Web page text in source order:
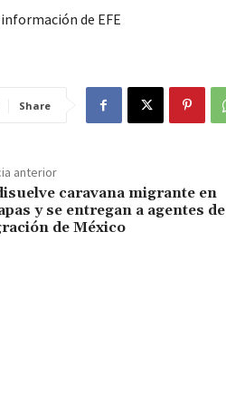
de EFE
Share
anterior
caravana migrante en
y se entregan a agentes de
de México